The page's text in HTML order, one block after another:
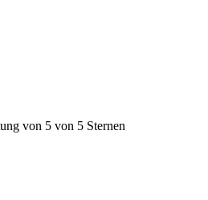
von 5 von 5 Sternen